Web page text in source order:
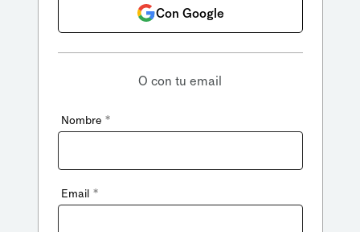
Con Google
O con tu email
Nombre *
Email *